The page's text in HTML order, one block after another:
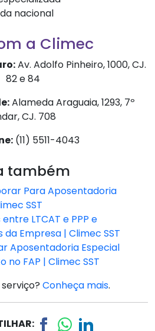
nacional
a Climec
Av. Adolfo Pinheiro, 1000, CJ.
82 e 84
Alameda Araguaia, 1293, 7º
CJ. 708
(11) 5511-4043
também
Para Aposentadoria
SST
LTCAT e PPP e
da Empresa | Climec SST
Aposentadoria Especial
no FAP | Climec SST
Conheça mais.